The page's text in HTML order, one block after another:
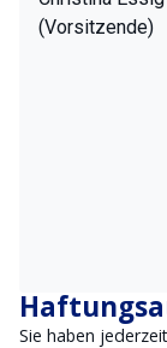
(Vorsitzende)
Sie haben